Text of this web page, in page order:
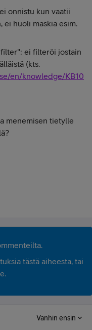
onnistu kun vaatii
ei huoli maskia esim.
ei filteröi jostain
(kts.
en/knowledge/KB10
menemisen tietylle
tästä aiheesta, tai
Vanhin ensin